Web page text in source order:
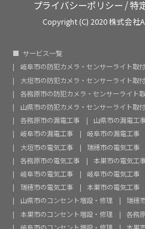
プライバシーポリシー /特
Copyright (C) 2020 株式会社
サービス一覧
岐阜市の防犯カメラ・センサーライト取付
大垣市の防犯カメラ・センサーライト取付
各務原市の防犯カメラ・センサーライト
山県市の防犯カメラ・センサーライト取付
各務原市の漏電工事
山県市の漏電工
岐阜市の漏電工事
岐阜市の漏電工事
大垣市の電気工事
瑞穂市の電気工事
各務原市の電気工事
本巣市の電気工
岐阜市の電気工事
岐阜市の電気工事
瑞穂市の電気工事
本巣市の電気工事
山県市のコンセント増設・修理
瑞穂
本巣市のコンセント増設・修理
各務
岐阜市のコンセント増設・修理
本巣